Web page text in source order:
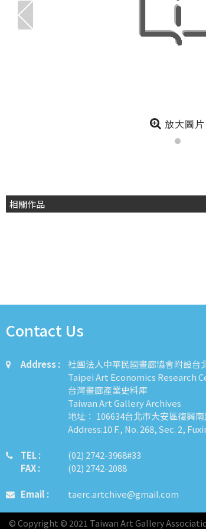
放大圖片
相關作品
Contact Us
Address :
社團法人中華民國畫廊協會附設台
Taipei Art Economics Research
台灣畫廊產業史料庫
Taiwan Art Gallery Archives
地址： 106634台北市大安區復興
Address:10 F., No. 268, Sec. 2,
TEL :
FAX :
​​​​(02) 2742-3968#33
(02) 2742-2088
Email : taerc.artchive@gmail.com
© Copyright © 2021 Taiwan Art Gallery